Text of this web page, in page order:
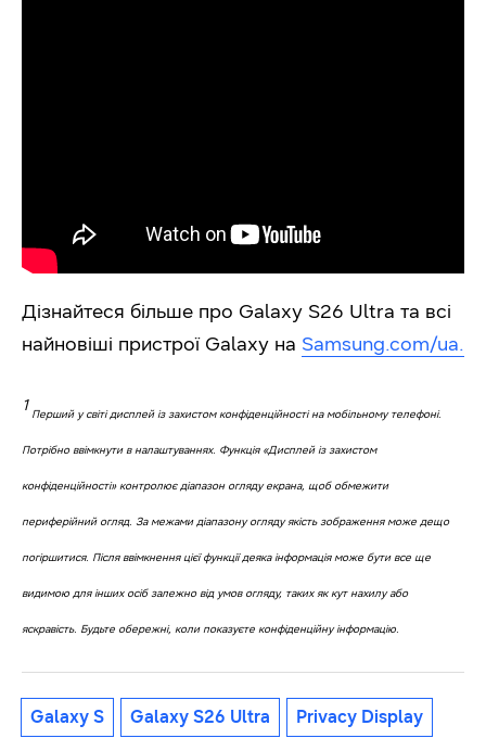
Дізнайтеся більше про Galaxy S26 Ultra та всі
найновіші пристрої Galaxy на Samsung.com/ua.
1 Перший у світі дисплей із захистом конфіденційності на мобільному телефоні.
Потрібно ввімкнути в налаштуваннях. Функція «Дисплей із захистом
конфіденційності» контролює діапазон огляду екрана, щоб обмежити
периферійний огляд. За межами діапазону огляду якість зображення може дещо
погіршитися. Після ввімкнення цієї функції деяка інформація може бути все ще
видимою для інших осіб залежно від умов огляду, таких як кут нахилу або
яскравість. Будьте обережні, коли показуєте конфіденційну інформацію.
Galaxy S Galaxy S26 Ultra Privacy Display